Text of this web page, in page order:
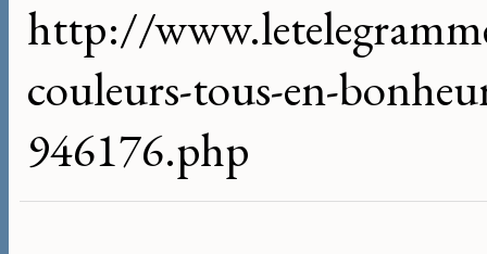
http://
couleurs-tous-en-
946176.php